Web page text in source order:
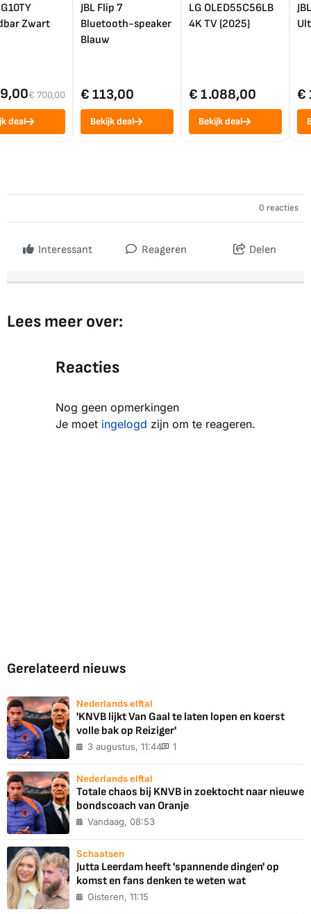
Zwart
€ 700,00
deal
JBL Flip 7
Bluetooth-speaker
Blauw
€ 113,00
Bekijk deal
LG OLED55C56LB
4K TV (2025)
€ 1.088,00
Bekijk deal
€
0 reacties
Interessant Reageren Delen
Lees meer over:
Reacties
Nog geen opmerkingen
Je moet ingelogd zijn om te reageren.
Gerelateerd nieuws
Nederlands elftal
'KNVB lijkt Van Gaal te laten lopen en koerst
volle bak op Reiziger'
3 augustus, 11:44 1
Nederlands elftal
Totale chaos bij KNVB in zoektocht naar nieuwe
bondscoach van Oranje
Vandaag, 08:53
Schaatsen
Jutta Leerdam heeft 'spannende dingen' op
komst en fans denken te weten wat
Gisteren, 11:15